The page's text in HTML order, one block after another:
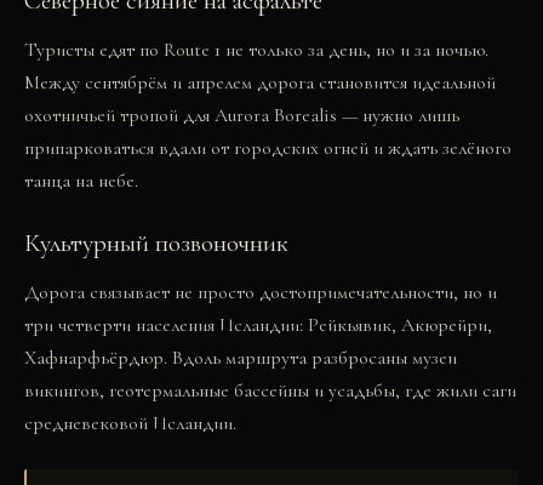
Туристы едят по Route 1 не только за день, но и за ночью.
Между сентябрём и апрелем дорога становится идеальной
охотничьей тропой для Aurora Borealis — нужно лишь
припарковаться вдали от городских огней и ждать зелёного
танца на небе.
Культурный позвоночник
Дорога связывает не просто достопримечательности, но и
три четверти населения Исландии: Рейкьявик, Акюрейри,
Хафнарфьёрдюр. Вдоль маршрута разбросаны музеи
викингов, геотермальные бассейны и усадьбы, где жили саги
средневековой Исландии.